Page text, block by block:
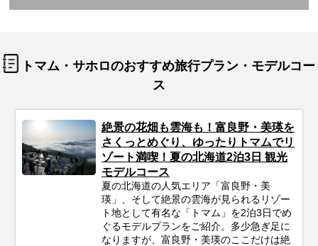
トマム・サホロのおすすめ旅行プラン・モデルコー
ス
絶景の花畑も雲海も！富良野・美瑛を
さくっとめぐり、ゆったりトマムでリ
ゾート満喫！夏の北海道2泊3日 観光
モデルコース
夏の北海道の人気エリア「富良野・美
瑛」、そして絶景の雲海が見られるリゾー
ト地として有名な「トマム」を2泊3日でめ
ぐるモデルプランをご紹介。多少急ぎ足に
なりますが、富良野・美瑛のここだけは絶